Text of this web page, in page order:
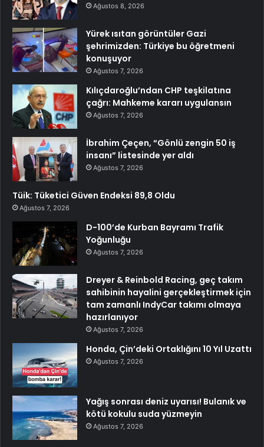
Ağustos 8, 2026
Yürek ısıtan görüntüler Gazi
şehrimizden: Türkiye bu öğretmeni
konuşuyor
Ağustos 7, 2026
Kılıçdaroğlu’ndan CHP teşkilatına
çağrı: Mahkeme kararı uygulansın
Ağustos 7, 2026
İbrahim Çeçen, “Gönlü zengin 50 iş
insanı” listesinde yer aldı
Ağustos 7, 2026
Tüik: Tüketici Güven Endeksi 89,8 Oldu
Ağustos 7, 2026
D-100’de Kurban Bayramı Trafik
Yoğunluğu
Ağustos 7, 2026
Dreyer & Reinbold Racing, geç takım
sahibinin hayalini gerçekleştirmek için
tam zamanlı IndyCar takımı olmaya
hazırlanıyor
Ağustos 7, 2026
Honda, Çin’deki Ortaklığını 10 Yıl Uzattı
Ağustos 7, 2026
Yağış sonrası deniz uyarısı! Bulanık ve
kötü kokulu suda yüzmeyin
Ağustos 7, 2026